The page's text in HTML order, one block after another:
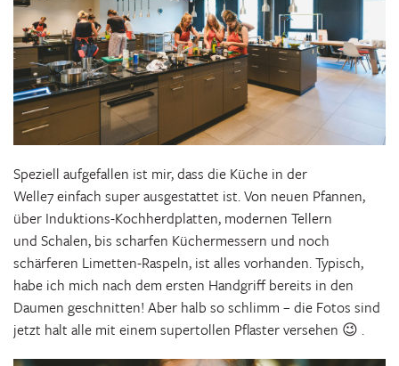
Speziell aufgefallen ist mir, dass die Küche in der
Welle7 einfach super ausgestattet ist. Von neuen Pfannen,
über Induktions-Kochherdplatten, modernen Tellern
und Schalen, bis scharfen Küchermessern und noch
schärferen Limetten-Raspeln, ist alles vorhanden. Typisch,
habe ich mich nach dem ersten Handgriff bereits in den
Daumen geschnitten! Aber halb so schlimm – die Fotos sind
jetzt halt alle mit einem supertollen Pflaster versehen 😉 .